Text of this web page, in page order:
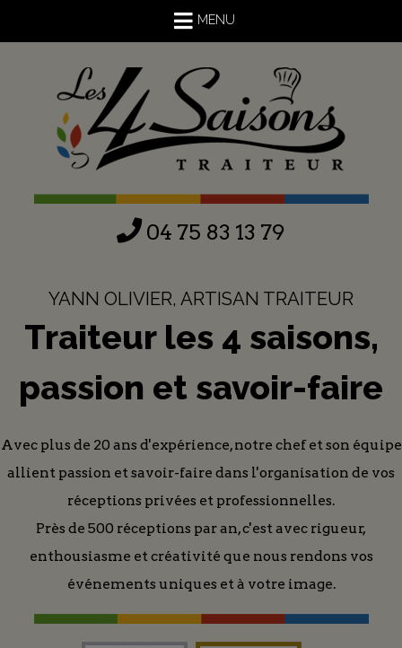
MENU
04 75 83 13 79
YANN OLIVIER, ARTISAN TRAITEUR
Traiteur les 4 saisons,
passion et savoir-faire
Avec plus de 20 ans d'expérience, notre chef et son équipe
allient passion et savoir-faire dans l'organisation de vos
réceptions privées et professionnelles.
Près de 500 réceptions par an, c'est avec rigueur,
enthousiasme et créativité que nous rendons vos
événements uniques et à votre image.